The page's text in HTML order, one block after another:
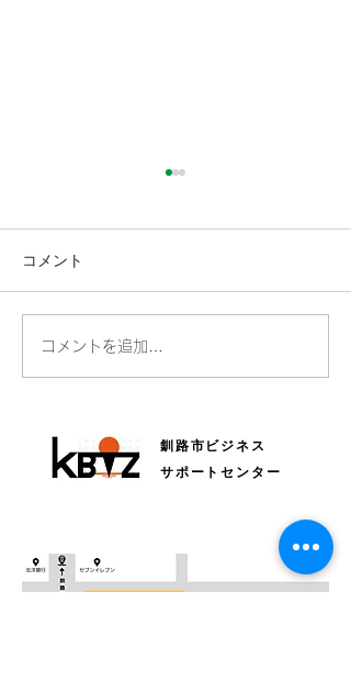
全国Bizネットワークにつ
いて毎日新聞に掲載され
コメント
コメントを追加…
釧路市ビジネス
サポートセンター